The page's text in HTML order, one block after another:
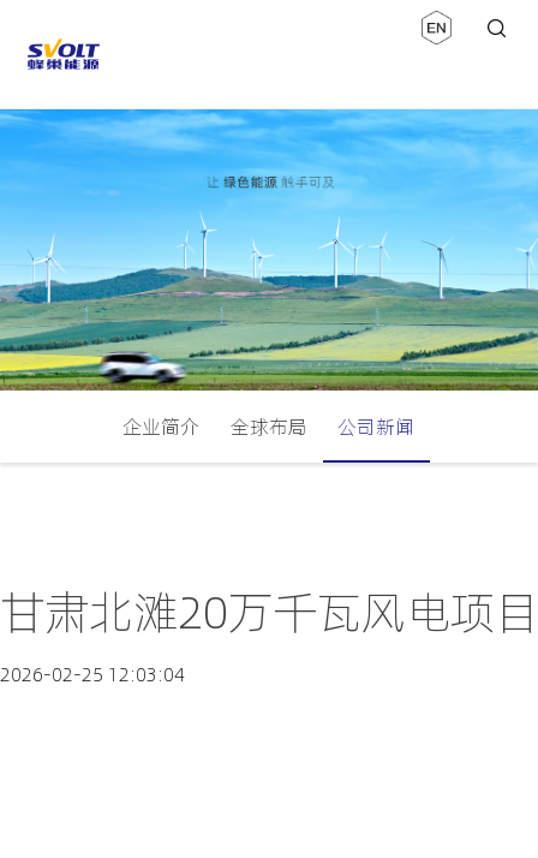
企业简介 全球布局 公司新闻
甘肃北滩20万千瓦风电项
2026-02-25 12:03:04